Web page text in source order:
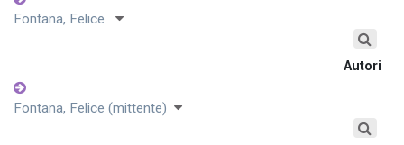
Fontana, Felice
Autori
Fontana, Felice (mittente)